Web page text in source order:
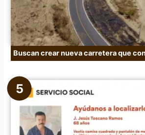
Buscan crear nueva carretera que